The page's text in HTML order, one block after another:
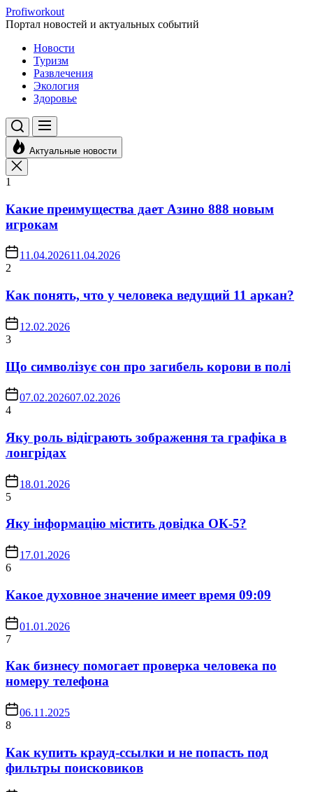
Перейти
к
Profiworkout
Портал новостей и актуальных событий
Новости
Туризм
Развлечения
Экология
Здоровье
Актуальные новости
1
Какие преимущества дает Азино 888 новым
игрокам
11.04.202611.04.2026
2
Как понять, что у человека ведущий 11 аркан?
12.02.2026
3
Що символізує сон про загибель корови в полі
07.02.202607.02.2026
4
Яку роль відіграють зображення та графіка в
лонгрідах
18.01.2026
5
Яку інформацію містить довідка ОК-5?
17.01.2026
6
Какое духовное значение имеет время 09:09
01.01.2026
7
Как бизнесу помогает проверка человека по
номеру телефона
06.11.2025
8
Как купить крауд-ссылки и не попасть под
фильтры поисковиков